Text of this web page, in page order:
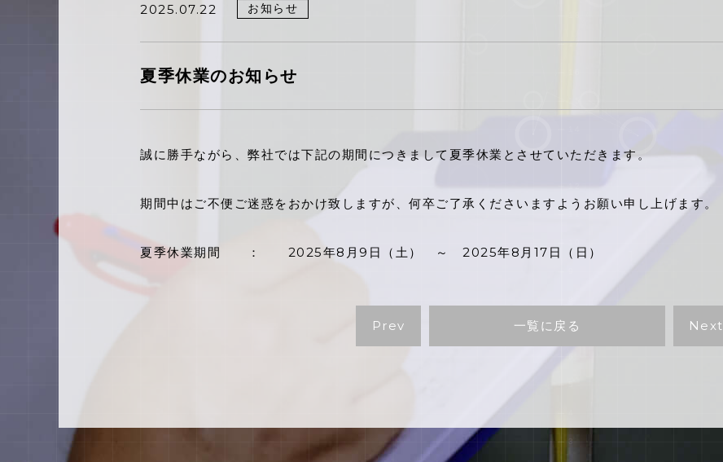
2025.07.22 お知らせ
夏季休業のお知らせ
誠に勝手ながら、弊社では下記の期間につきまして夏季休業とさせていただきます。
期間中はご不便ご迷惑をおかけ致しますが、何卒ご了承くださいますようお願い申し上げます。
夏季休業期間 ： 2025年8月9日（土） ～ 2025年8月17日（日）
Prev 一覧に戻る Next